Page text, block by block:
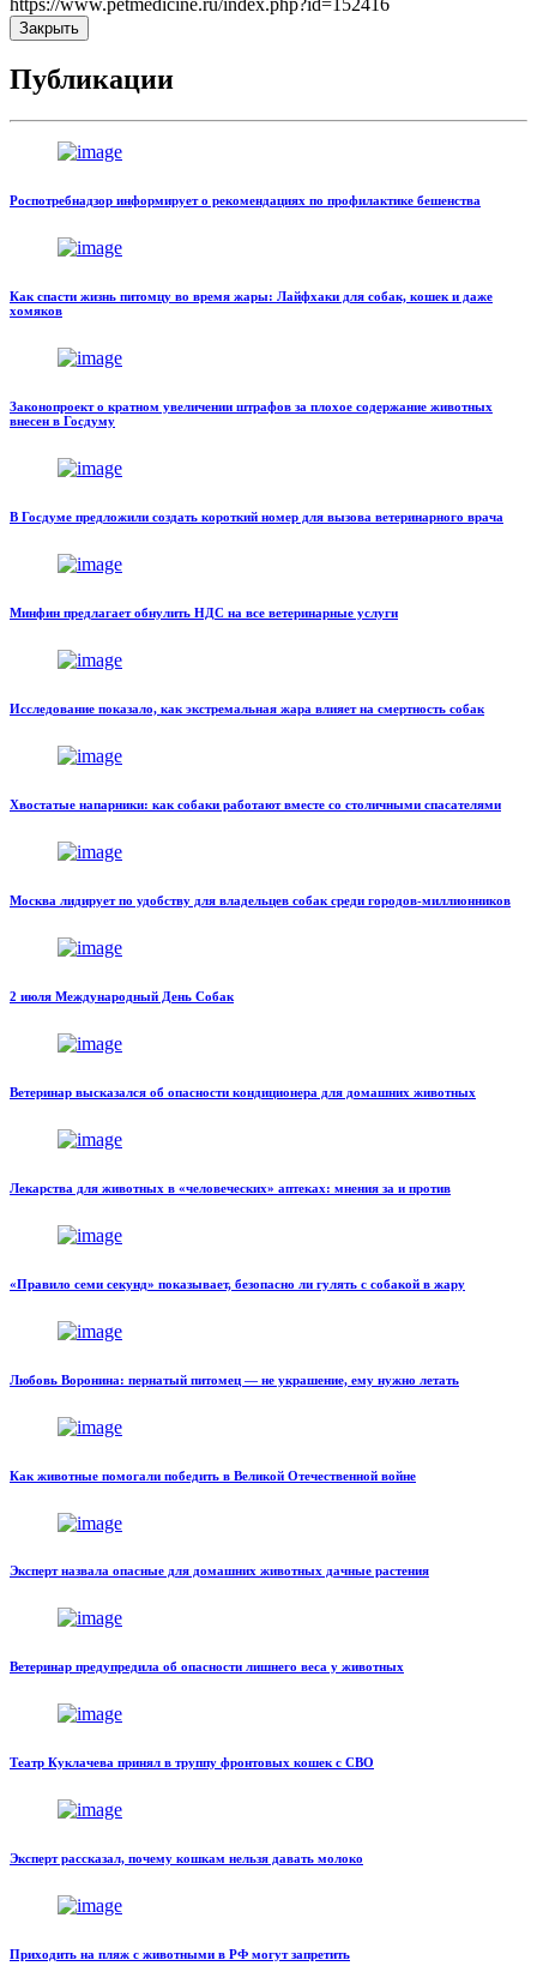
Закрыть
Публикации
Роспотребнадзор информирует о рекомендациях по профилактике бешенства
Как спасти жизнь питомцу во время жары: Лайфхаки для собак, кошек и даже
хомяков
Законопроект о кратном увеличении штрафов за плохое содержание животных
внесен в Госдуму
В Госдуме предложили создать короткий номер для вызова ветеринарного врача
Минфин предлагает обнулить НДС на все ветеринарные услуги
Исследование показало, как экстремальная жара влияет на смертность собак
Хвостатые напарники: как собаки работают вместе со столичными спасателями
Москва лидирует по удобству для владельцев собак среди городов-миллионников
2 июля Международный День Собак
Ветеринар высказался об опасности кондиционера для домашних животных
Лекарства для животных в «человеческих» аптеках: мнения за и против
«Правило семи секунд» показывает, безопасно ли гулять с собакой в ​​жару
Любовь Воронина: пернатый питомец — не украшение, ему нужно летать
Как животные помогали победить в Великой Отечественной войне
Эксперт назвала опасные для домашних животных дачные растения
Ветеринар предупредила об опасности лишнего веса у животных
Театр Куклачева принял в труппу фронтовых кошек с СВО
Эксперт рассказал, почему кошкам нельзя давать молоко
Приходить на пляж с животными в РФ могут запретить